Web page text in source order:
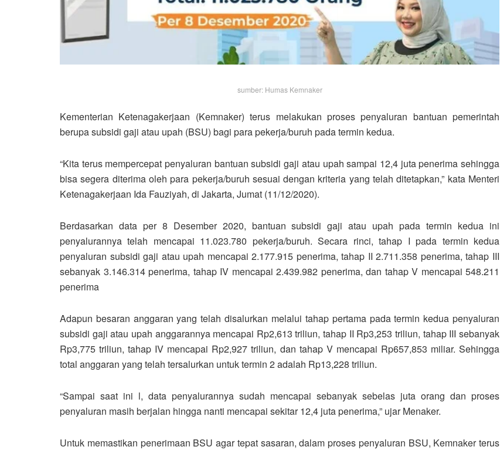
sumber: Humas Kemnaker
Kementerian Ketenagakerjaan (Kemnaker) terus melakukan proses penyaluran bantuan pemerintah
berupa subsidi gaji atau upah (BSU) bagi para pekerja/buruh pada termin kedua.
“Kita terus mempercepat penyaluran bantuan subsidi gaji atau upah sampai 12,4 juta penerima sehingga
bisa segera diterima oleh para pekerja/buruh sesuai dengan kriteria yang telah ditetapkan,” kata Menteri
Ketenagakerjaan Ida Fauziyah, di Jakarta, Jumat (11/12/2020).
Berdasarkan data per 8 Desember 2020, bantuan subsidi gaji atau upah pada termin kedua ini
penyalurannya telah mencapai 11.023.780 pekerja/buruh. Secara rinci, tahap I pada termin kedua
penyaluran subsidi gaji atau upah mencapai 2.177.915 penerima, tahap II 2.711.358 penerima, tahap III
sebanyak 3.146.314 penerima, tahap IV mencapai 2.439.982 penerima, dan tahap V mencapai 548.211
penerima
Adapun besaran anggaran yang telah disalurkan melalui tahap pertama pada termin kedua penyaluran
subsidi gaji atau upah anggarannya mencapai Rp2,613 triliun, tahap II Rp3,253 triliun, tahap III sebanyak
Rp3,775 triliun, tahap IV mencapai Rp2,927 triliun, dan tahap V mencapai Rp657,853 miliar. Sehingga
total anggaran yang telah tersalurkan untuk termin 2 adalah Rp13,228 triliun.
“Sampai saat ini l, data penyalurannya sudah mencapai sebanyak sebelas juta orang dan proses
penyaluran masih berjalan hingga nanti mencapai sekitar 12,4 juta penerima,” ujar Menaker.
Untuk memastikan penerimaan BSU agar tepat sasaran, dalam proses penyaluran BSU, Kemnaker terus